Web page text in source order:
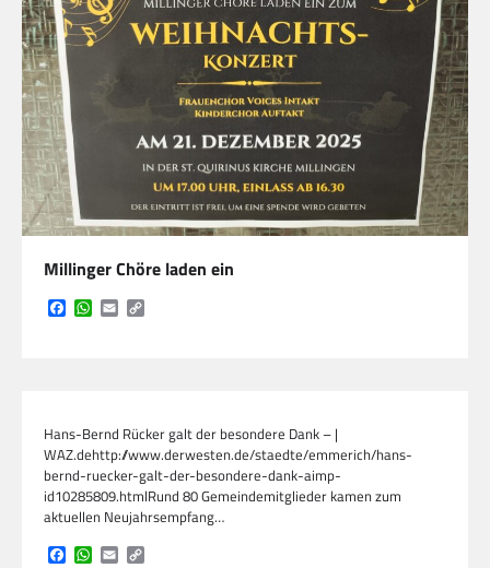
Millinger Chöre laden ein
Facebook
WhatsApp
Email
Hans-Bernd Rücker galt der besondere Dank – |
WAZ.dehttp://www.derwesten.de/staedte/emmerich/hans-
bernd-ruecker-galt-der-besondere-dank-aimp-
id10285809.htmlRund 80 Gemeindemitglieder kamen zum
aktuellen Neujahrsempfang…
Facebook
WhatsApp
Email